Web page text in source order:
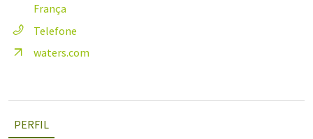
França
Telefone
waters.com
PERFIL